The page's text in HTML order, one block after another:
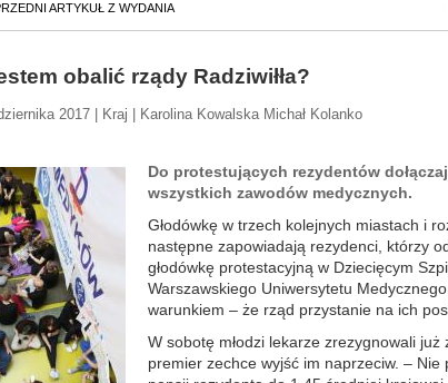
ARTYKUŁ Z WYDANIA
obalić rządy Radziwiłła?
2017 | Kraj | Karolina Kowalska Michał Kolanko
Do protestujących rezydentów
wszystkich zawodów medycznych.
Głodówkę w trzech kolejnych miastach i
następne zapowiadają rezydenci, którzy
głodówkę protestacyjną w Dziecięcym
Warszawskiego Uniwersytetu
warunkiem – że rząd przystanie na ich
W sobotę młodzi lekarze zrezygnowali
premier zechce wyjść im naprzeciw. – Nie